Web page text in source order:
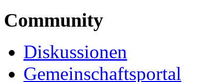
Community
Diskussionen
Gemeinschaftsportal